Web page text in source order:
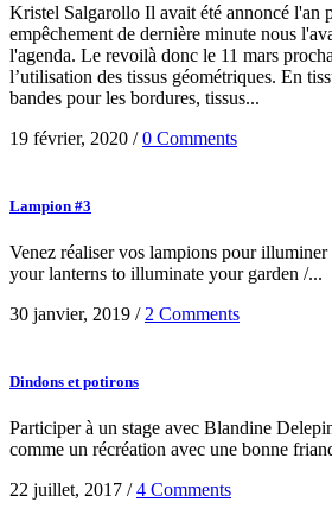
Kristel Salgarollo Il avait été annoncé l'an
empêchement de dernière minute nous
l'agenda. Le revoilà donc le 11 mars
l’utilisation des tissus géométriques. En
bandes pour les bordures, tissus...
19 février, 2020 /0 Comments
Lampion #3
Venez réaliser vos lampions pour
your lanterns to illuminate your garden /...
30 janvier, 2019 / 2 Comments
Dindons et potirons
Participer à un stage avec Blandine
comme un récréation avec une bonne
22 juillet, 2017 /4 Comments